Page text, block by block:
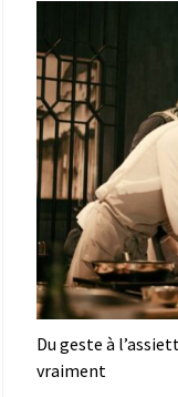
Du geste à
vraiment